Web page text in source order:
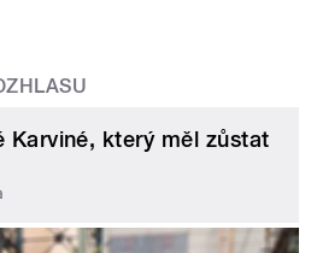
Karviné, který měl zůstat